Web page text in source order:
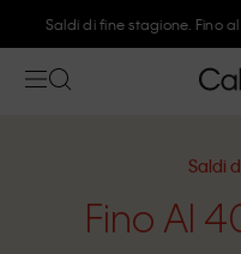
Unisciti a Calvin
Saldi
Fino Al